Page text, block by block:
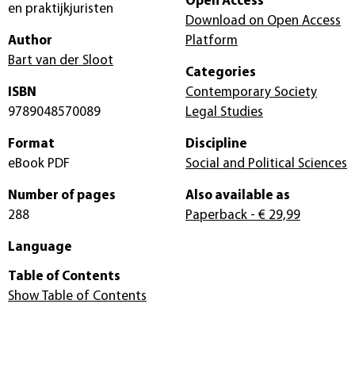
en praktijkjuristen
Author
Bart van der Sloot
ISBN
9789048570089
Format
eBook PDF
Number of pages
288
Language
Download on Open Access
Platform
Categories
Contemporary Society
Legal Studies
Discipline
Social and Political Sciences
Also available as
Paperback - € 29,99
Table of Contents
Show Table of Contents